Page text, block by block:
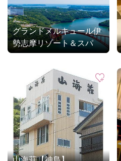
グランドメルキュール伊
勢志摩リゾート＆スパ